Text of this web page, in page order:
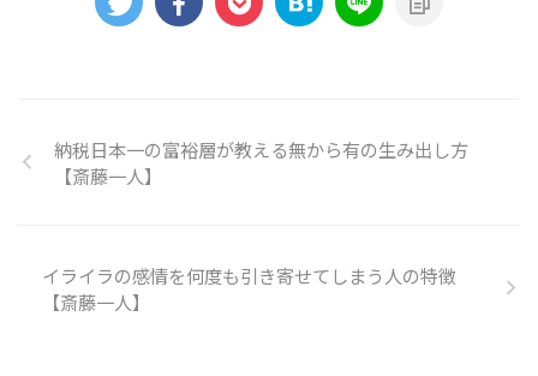
納税日本一の富裕層が教える無から有の生み出し方
【斎藤一人】
イライラの感情を何度も引き寄せてしまう人の特徴
【斎藤一人】